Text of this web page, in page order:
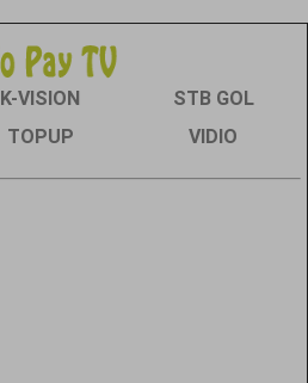
K-VISION
STB GOL
TOPUP VIDIO